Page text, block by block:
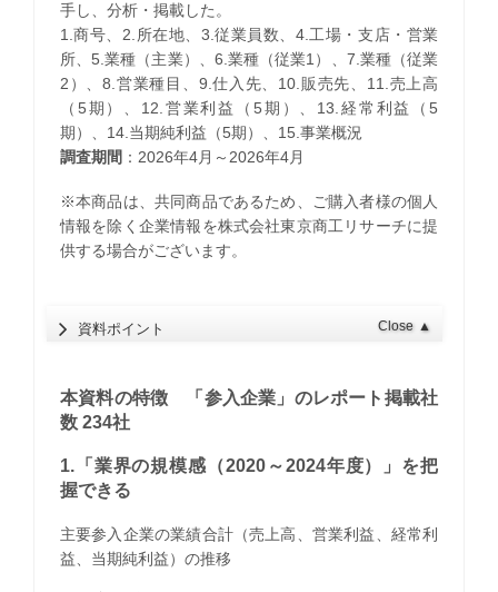
手し、分析・掲載した。
1.商号、2.所在地、3.従業員数、4.工場・支店・営業
所、5.業種（主業）、6.業種（従業1）、7.業種（従業
2）、8.営業種目、9.仕入先、10.販売先、11.売上高
（5期）、12.営業利益（5期）、13.経常利益（5
期）、14.当期純利益（5期）、15.事業概況
調査期間 ：2026年4月～2026年4月
※本商品は、共同商品であるため、ご購入者様の個人
情報を除く企業情報を株式会社東京商工リサーチに提
供する場合がございます。
資料ポイント Close ▲
本資料の特徴 「参入企業」のレポート掲載社
数 234社
1.「業界の規模感（2020～2024年度）」を把
握できる
主要参入企業の業績合計（売上高、営業利益、経常利
益、当期純利益）の推移